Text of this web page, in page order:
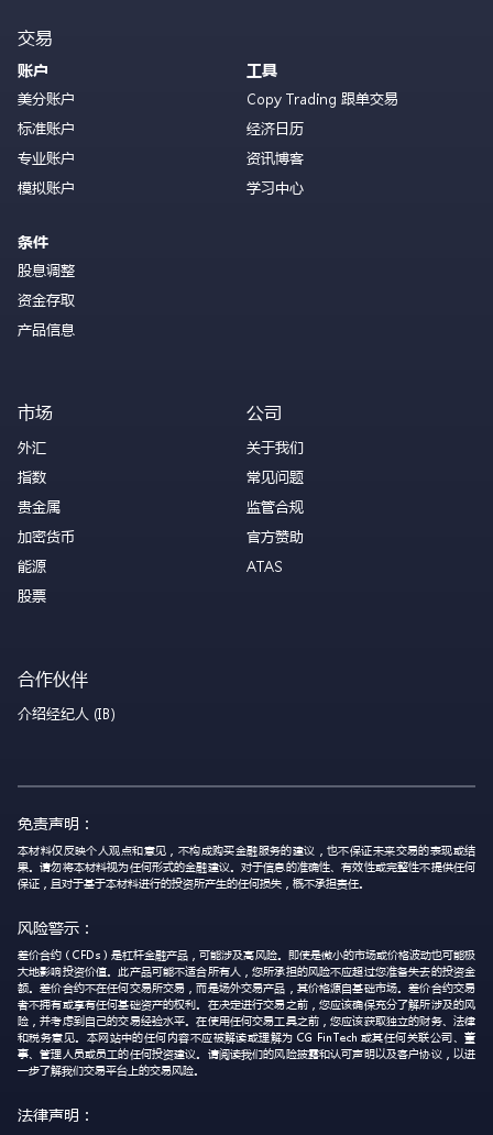
交易
账户
美分账户
标准账户
专业账户
模拟账户
条件
股息调整
资金存取
产品信息
工具
Copy Trading 跟单交易
经济日历
资讯博客
学习中心
市场
外汇
指数
贵金属
加密货币
能源
股票
公司
关于我们
常见问题
监管合规
官方赞助
ATAS
合作伙伴
介绍经纪人 (IB)
免责声明：
本材料仅反映个人观点和意见，不构成购买金融服务的建议，也不保证未来交易的表现或结
果。请勿将本材料视为任何形式的金融建议。对于信息的准确性、有效性或完整性不提供任何
保证，且对于基于本材料进行的投资所产生的任何损失，概不承担责任。
风险警示：
差价合约（CFDs）是杠杆金融产品，可能涉及高风险。即使是微小的市场或价格波动也可能极
大地影响投资价值。此产品可能不适合所有人，您所承担的风险不应超过您准备失去的投资金
额。差价合约不在任何交易所交易，而是场外交易产品，其价格源自基础市场。差价合约交易
者不拥有或享有任何基础资产的权利。在决定进行交易之前，您应该确保充分了解所涉及的风
险，并考虑到自己的交易经验水平。在使用任何交易工具之前，您应该获取独立的财务、法律
和税务意见。本网站中的任何内容不应被解读或理解为 CG FinTech 或其任何关联公司、董
事、管理人员或员工的任何投资建议。请阅读我们的风险披露和认可声明以及客户协议，以进
一步了解我们交易平台上的交易风险。
法律声明：